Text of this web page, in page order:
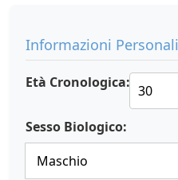
Informazioni Personali
Età Cronologica:
Sesso Biologico: